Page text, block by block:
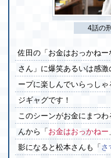
4話の
佐田の「お金はおっかね
さん」に爆笑あるいは感
ープに楽しんでいらっし
ジギャグです！
このシーンがお金にまつ
んから「 お金はおっかねー
影になると松本さんも「 さ